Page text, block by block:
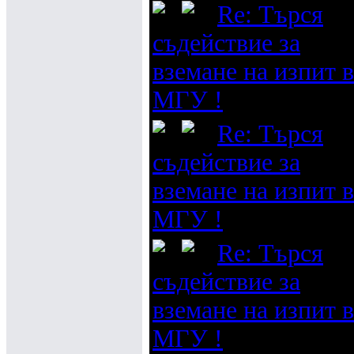
Re: Търся
съдействие за
вземане на изпит в
МГУ !
Re: Търся
съдействие за
вземане на изпит в
МГУ !
Re: Търся
съдействие за
вземане на изпит в
МГУ !